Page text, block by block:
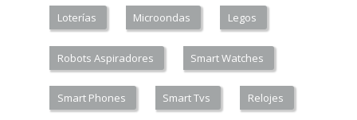
Loterías Microondas Legos
Robots Aspiradores Smart Watches
Smart Phones Smart Tvs Relojes